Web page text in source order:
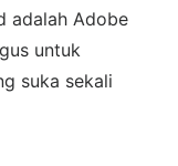
adalah Adobe
untuk
suka sekali